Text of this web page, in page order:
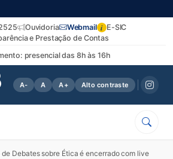
presencial das 8h às 16h
Ouvidoria Webmail i E-SIC
e Prestação de Contas
A- A A+ Alto contraste
de Debates sobre Ética é encerrado com live